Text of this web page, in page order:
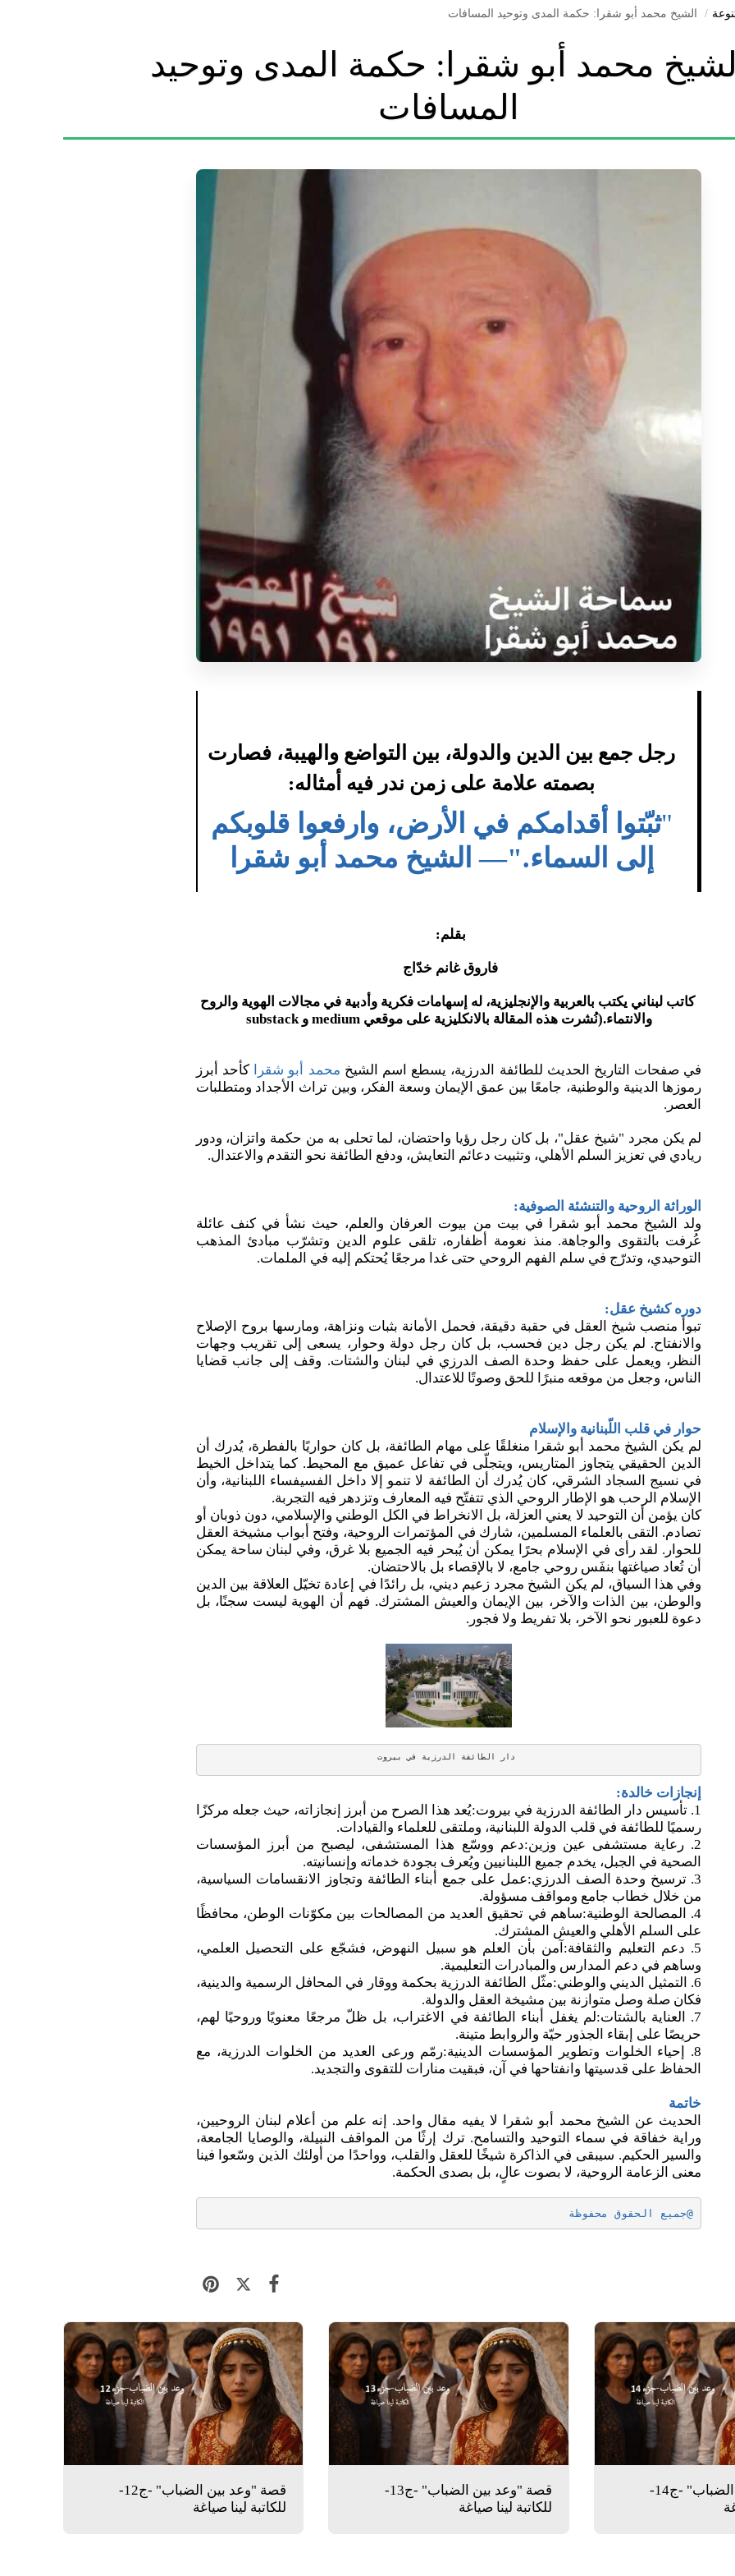
الشيخ محمد أبو شقرا: حكمة المدى وتوحيد المسافات
الشيخ محمد أبو شقرا: حكمة المدى وتوحيد
المسافات
رجل جمع بين الدين والدولة، بين التواضع والهيبة، فصارت
بصمته علامة على زمن ندر فيه أمثاله:
"ثبّتوا أقدامكم في الأرض، وارفعوا قلوبكم
إلى السماء."— الشيخ محمد أبو شقرا
بقلم:
فاروق غانم خدّاج
كاتب لبناني يكتب بالعربية والإنجليزية، له إسهامات فكرية وأدبية في مجالات الهوية والروح
والانتماء.(نُشرت هذه المقالة بالانكليزية على موقعي medium و substack
في صفحات التاريخ الحديث للطائفة الدرزية، يسطع اسم الشيخ محمد أبو شقرا
كأحد أبرز
رموزها الدينية والوطنية، جامعًا بين عمق الإيمان وسعة الفكر، وبين تراث الأجداد ومتطلبات
العصر.
لم يكن مجرد "شيخ عقل"، بل كان رجل رؤيا واحتضان، لما تحلى به من حكمة واتزان، ودور
ريادي في تعزيز السلم الأهلي، وتثبيت دعائم التعايش، ودفع الطائفة نحو التقدم والاعتدال.
الوراثة الروحية والتنشئة الصوفية:
ولد الشيخ محمد أبو شقرا في بيت من بيوت العرفان والعلم، حيث نشأ في كنف عائلة
عُرفت بالتقوى والوجاهة. منذ نعومة أظفاره، تلقى علوم الدين وتشرّب مبادئ المذهب
التوحيدي، وتدرّج في سلم الفهم الروحي حتى غدا مرجعًا يُحتكم إليه في الملمات.
دوره كشيخ عقل:
تبوأ منصب شيخ العقل في حقبة دقيقة، فحمل الأمانة بثبات ونزاهة، ومارسها بروح الإصلاح
والانفتاح. لم يكن رجل دين فحسب، بل كان رجل دولة وحوار، يسعى إلى تقريب وجهات
النظر، ويعمل على حفظ وحدة الصف الدرزي في لبنان والشتات. وقف إلى جانب قضايا
الناس، وجعل من موقعه منبرًا للحق وصوتًا للاعتدال.
حوار في قلب اللّبنانية والإسلام
لم يكن الشيخ محمد أبو شقرا منغلقًا على مهام الطائفة، بل كان حواريًا بالفطرة، يُدرك أن
الدين الحقيقي يتجاوز المتاريس، ويتجلّى في تفاعل عميق مع المحيط. كما يتداخل الخيط
في نسيج السجاد الشرقي، كان يُدرك أن الطائفة لا تنمو إلا داخل الفسيفساء اللبنانية، وأن
الإسلام الرحب هو الإطار الروحي الذي تتفتّح فيه المعارف وتزدهر فيه التجربة.
كان يؤمن أن التوحيد لا يعني العزلة، بل الانخراط في الكل الوطني والإسلامي، دون ذوبان أو
تصادم. التقى بالعلماء المسلمين، شارك في المؤتمرات الروحية، وفتح أبواب مشيخة العقل
للحوار. لقد رأى في الإسلام بحرًا يمكن أن يُبحر فيه الجميع بلا غرق، وفي لبنان ساحة يمكن
أن تُعاد صياغتها بنفَس روحي جامع، لا بالإقصاء بل بالاحتضان.
وفي هذا السياق، لم يكن الشيخ مجرد زعيم ديني، بل رائدًا في إعادة تخيّل العلاقة بين الدين
والوطن، بين الذات والآخر، بين الإيمان والعيش المشترك. فهم أن الهوية ليست سجنًا، بل
دعوة للعبور نحو الآخر، بلا تفريط ولا فجور.
إنجازات خالدة:
1. تأسيس دار الطائفة الدرزية في بيروت:يُعد هذا الصرح من أبرز إنجازاته، حيث جعله مركزًا
رسميًا للطائفة في قلب الدولة اللبنانية، وملتقى للعلماء والقيادات.
2. رعاية مستشفى عين وزين:دعم ووسّع هذا المستشفى، ليصبح من أبرز المؤسسات
الصحية في الجبل، يخدم جميع اللبنانيين ويُعرف بجودة خدماته وإنسانيته.
3. ترسيخ وحدة الصف الدرزي:عمل على جمع أبناء الطائفة وتجاوز الانقسامات السياسية،
من خلال خطاب جامع ومواقف مسؤولة.
4. المصالحة الوطنية:ساهم في تحقيق العديد من المصالحات بين مكوّنات الوطن، محافظًا
على السلم الأهلي والعيش المشترك.
5. دعم التعليم والثقافة:آمن بأن العلم هو سبيل النهوض، فشجّع على التحصيل العلمي،
وساهم في دعم المدارس والمبادرات التعليمية.
6. التمثيل الديني والوطني:مثّل الطائفة الدرزية بحكمة ووقار في المحافل الرسمية والدينية،
فكان صلة وصل متوازنة بين مشيخة العقل والدولة.
7. العناية بالشتات:لم يغفل أبناء الطائفة في الاغتراب، بل ظلّ مرجعًا معنويًا وروحيًا لهم،
حريصًا على إبقاء الجذور حيّة والروابط متينة.
8. إحياء الخلوات وتطوير المؤسسات الدينية:رمّم ورعى العديد من الخلوات الدرزية، مع
الحفاظ على قدسيتها وانفتاحها في آن، فبقيت منارات للتقوى والتجديد.
خاتمة
الحديث عن الشيخ محمد أبو شقرا لا يفيه مقال واحد. إنه علم من أعلام لبنان الروحيين،
وراية خفاقة في سماء التوحيد والتسامح. ترك إرثًا من المواقف النبيلة، والوصايا الجامعة،
والسير الحكيم. سيبقى في الذاكرة شيخًا للعقل والقلب، وواحدًا من أولئك الذين وسّعوا فينا
معنى الزعامة الروحية، لا بصوت عالٍ، بل بصدى الحكمة.
@جميع الحقوق محفوظة
قصة "وعد بين الضباب" -ج14-
قصة "وعد بين الضباب" -ج13-
للكاتبة لينا صياغة
قصة "وعد بين الضباب" -ج12-
للكاتبة لينا صياغة